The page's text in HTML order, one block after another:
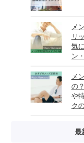
メ
リ
気
ン
メ
の
や
ク
最